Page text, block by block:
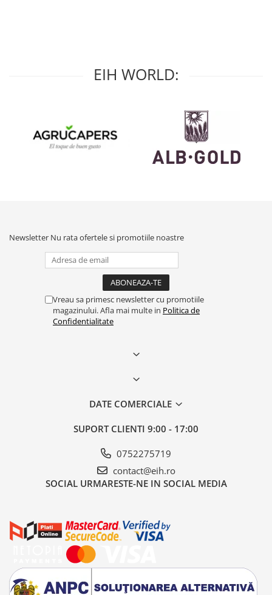
EIH WORLD:
Newsletter Nu rata ofertele si promotiile noastre
Vreau sa primesc newsletter cu promotiile
magazinului. Afla mai multe in Politica de
Confidentialitate
DATE COMERCIALE
SUPORT CLIENTI 9:00 - 17:00
0752275719
contact@eih.ro
SOCIAL URMARESTE-NE IN SOCIAL MEDIA